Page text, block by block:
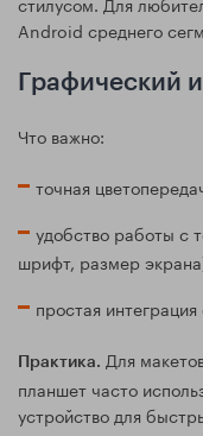
Android среднего
Графический
Что важно:
точная
удобство работы с
шрифт, размер
простая
Практика. Для
планшет часто
устройство для